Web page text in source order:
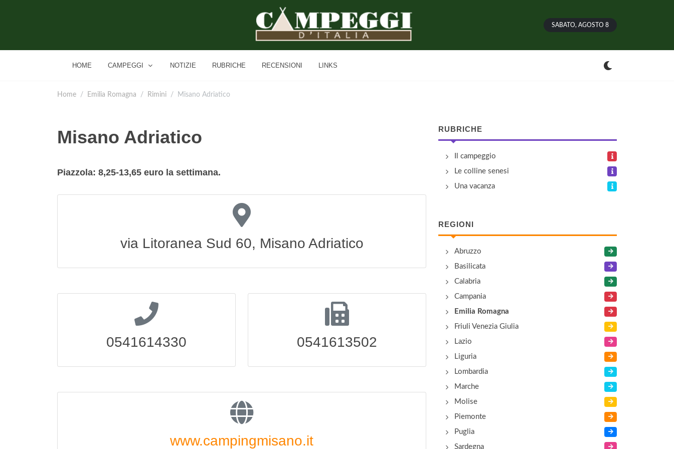
SABATO, AGOSTO 8
HOME CAMPEGGI NOTIZIE RUBRICHE RECENSIONI LINKS
Home Emilia Romagna Rimini Misano Adriatico
Misano Adriatico
Piazzola: 8,25-13,65 euro la settimana.
via Litoranea Sud 60, Misano Adriatico
0541614330 0541613502
www.campingmisano.it
RUBRICHE
Il campeggio
Le colline senesi
Una vacanza
REGIONI
Abruzzo
Basilicata
Calabria
Campania
Emilia Romagna
Friuli Venezia Giulia
Lazio
Liguria
Lombardia
Marche
Molise
Piemonte
Puglia
Sardegna